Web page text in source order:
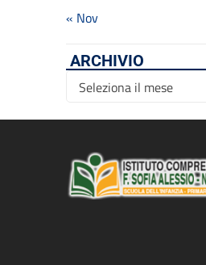
« Nov
ARCHIVIO
Archivio
Seleziona il mese